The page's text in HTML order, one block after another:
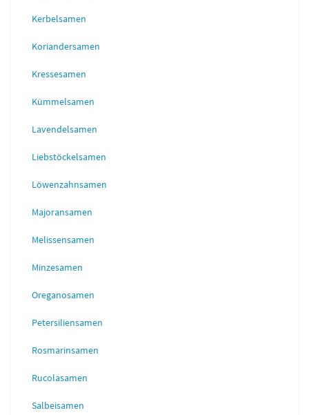
Kerbelsamen
Koriandersamen
Kressesamen
Kümmelsamen
Lavendelsamen
Liebstöckelsamen
Löwenzahnsamen
Majoransamen
Melissensamen
Minzesamen
Oreganosamen
Petersiliensamen
Rosmarinsamen
Rucolasamen
Salbeisamen